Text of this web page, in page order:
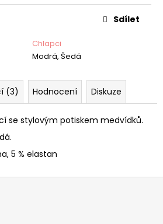
Chlapci
Modrá, Šedá
Sdílet
(3) Hodnocení Diskuze
se stylovým potiskem medvídků.
5 % elastan